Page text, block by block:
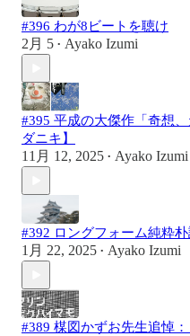
#396 わが8ビートを聴け
2月 5 • Ayako Izumi
#395 平成の大傑作「奇想
ダニキ】
11月 12, 2025 • Ayako Izumi
#392 ロングフォーム純粋朴
1月 22, 2025 • Ayako Izumi
#389 楳図かずお先生追悼